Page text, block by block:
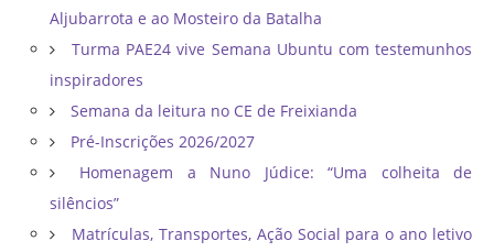
Aljubarrota e ao Mosteiro da Batalha
Turma PAE24 vive Semana Ubuntu com testemunhos
inspiradores
Semana da leitura no CE de Freixianda
Pré-Inscrições 2026/2027
Homenagem a Nuno Júdice: “Uma colheita de
silêncios”
Matrículas, Transportes, Ação Social para o ano letivo